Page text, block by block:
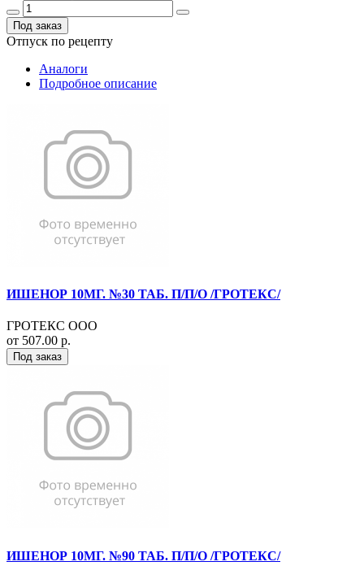
Под заказ
Отпуск по рецепту
Аналоги
Подробное описание
ИШЕНОР 10МГ. №30 ТАБ. П/П/О /ГРОТЕКС/
ГРОТЕКС ООО
от 507.00 р.
Под заказ
ИШЕНОР 10МГ. №90 ТАБ. П/П/О /ГРОТЕКС/